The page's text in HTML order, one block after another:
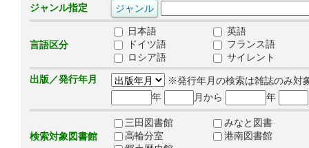
ジャンル指定
言語区分
日本語
英語
ドイツ語
フランス語
ロシア語
サイレント
出版／発行年月
※発行年月の検索は雑誌のみ対
年
月から 年
検索対象図書館
三田図書館
みなと図書
高輪分室
港南図書館